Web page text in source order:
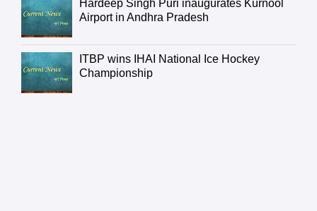
Hardeep Singh Puri inaugurates Kurnool
Airport in Andhra Pradesh
ITBP wins IHAI National Ice Hockey
Championship